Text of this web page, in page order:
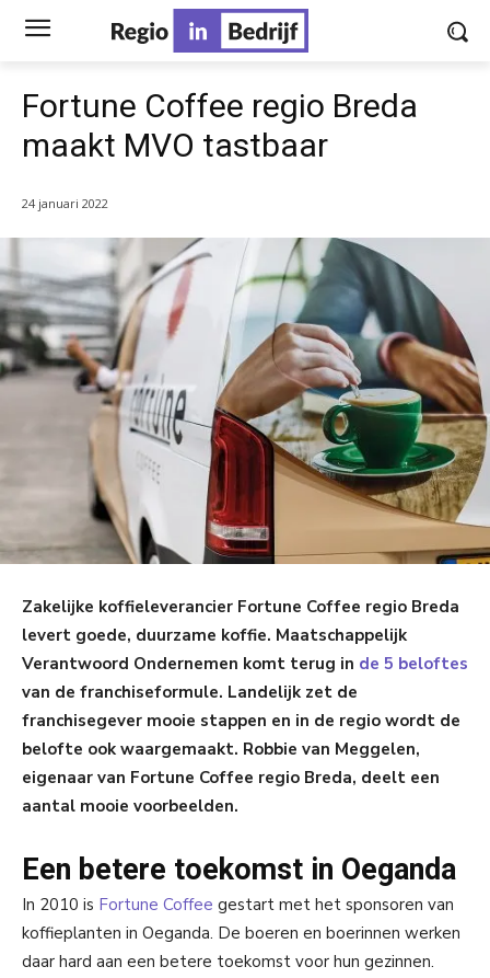
Fortune Coffee regio Breda
maakt MVO tastbaar
24 januari 2022
Zakelijke koffieleverancier Fortune Coffee regio Breda
levert goede, duurzame koffie. Maatschappelijk
Verantwoord Ondernemen komt terug in de 5 beloftes
van de franchiseformule. Landelijk zet de
franchisegever mooie stappen en in de regio wordt de
belofte ook waargemaakt. Robbie van Meggelen,
eigenaar van Fortune Coffee regio Breda, deelt een
aantal mooie voorbeelden.
Een betere toekomst in Oeganda
In 2010 is Fortune Coffee gestart met het sponsoren van
koffieplanten in Oeganda. De boeren en boerinnen werken
daar hard aan een betere toekomst voor hun gezinnen.